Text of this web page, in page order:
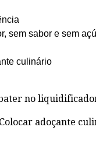
sem sabor e sem
culinário
no
adoçante